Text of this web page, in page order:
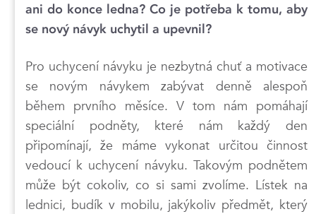
ani do konce ledna? Co je potřeba k tomu, aby
se nový návyk uchytil a upevnil?
Pro uchycení návyku je nezbytná chuť a motivace
se novým návykem zabývat denně alespoň
během prvního měsíce. V tom nám pomáhají
speciální podněty, které nám každý den
připomínají, že máme vykonat určitou činnost
vedoucí k uchycení návyku. Takovým podnětem
může být cokoliv, co si sami zvolíme. Lístek na
lednici, budík v mobilu, jakýkoliv předmět, který